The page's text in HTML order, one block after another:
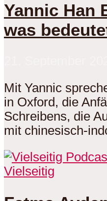
Yannic Han
was
Mit Yannic
in Oxford, die
Schreibens, die
mit chinesisch-
Vielseitig